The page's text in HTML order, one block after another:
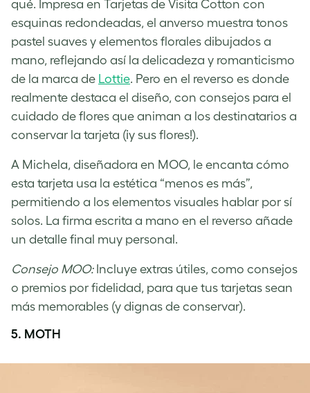
qué. Impresa en Tarjetas de Visita Cotton con
esquinas redondeadas, el anverso muestra tonos
pastel suaves y elementos florales dibujados a
mano, reflejando así la delicadeza y romanticismo
de la marca de Lottie. Pero en el reverso es donde
realmente destaca el diseño, con consejos para el
cuidado de flores que animan a los destinatarios a
conservar la tarjeta (¡y sus flores!).
A Michela, diseñadora en MOO, le encanta cómo
esta tarjeta usa la estética “menos es más”,
permitiendo a los elementos visuales hablar por sí
solos. La firma escrita a mano en el reverso añade
un detalle final muy personal.
Consejo MOO:Incluye extras útiles, como consejos
o premios por fidelidad, para que tus tarjetas sean
más memorables (y dignas de conservar).
5. MOTH